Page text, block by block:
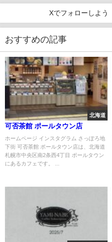
Xでフォローしよう
おすすめの記事
北海道
可否茶館 ポールタウン店
ホームページ インスタグラム さっぽろ地
下街 可否茶館 ポールタウン店は、北海道
札幌市中央区南2条西4丁目 ポールタウン
にあるカフェです。 ...